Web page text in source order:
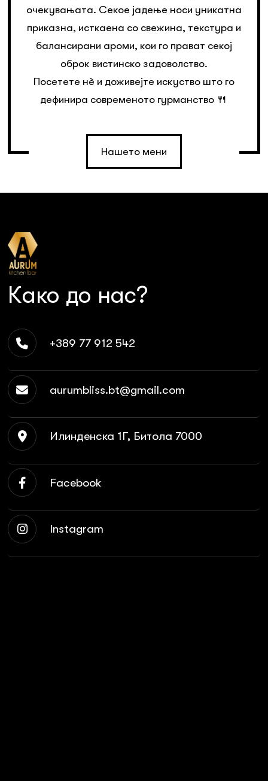
Нашето мени
очекувањата. Секое јадење носи уникатна
приказна, исткаена со свежина, текстура и
балансирани ароми, кои го прават секој
оброк вистинско задоволство.
Посетете нè и доживејте искуство што го
дефинира современото гурманство 🍴
Како до нас?
+389 77 912 542
aurumbliss.bt@gmail.com
Илинденска 1Г, Битола 7000
Facebook
Instagram